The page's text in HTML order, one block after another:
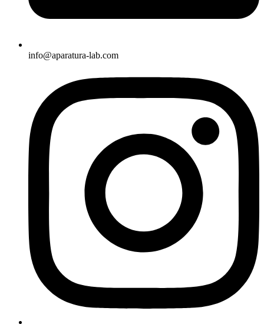
info@aparatura-lab.com